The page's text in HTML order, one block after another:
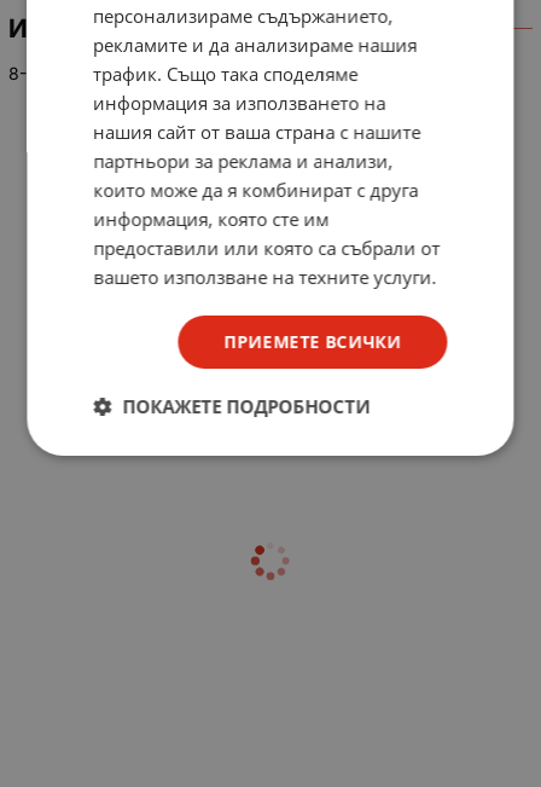
ИНФОРМАЦИЯ
8-B/TPAR./N/SER. OUTSH/FTREG.
персонализираме съдържанието,
рекламите и да анализираме нашия
трафик. Също така споделяме
информация за използването на
нашия сайт от ваша страна с нашите
партньори за реклама и анализи,
които може да я комбинират с друга
информация, която сте им
предоставили или която са събрали от
вашето използване на техните услуги.
ПРИЕМЕТЕ ВСИЧКИ
ПОКАЖЕТЕ ПОДРОБНОСТИ